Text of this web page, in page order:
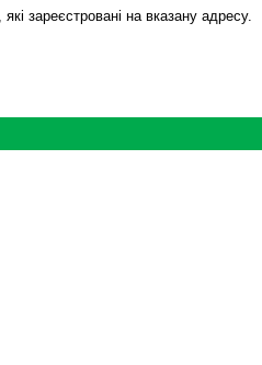
зареєстровані на вказану адресу.